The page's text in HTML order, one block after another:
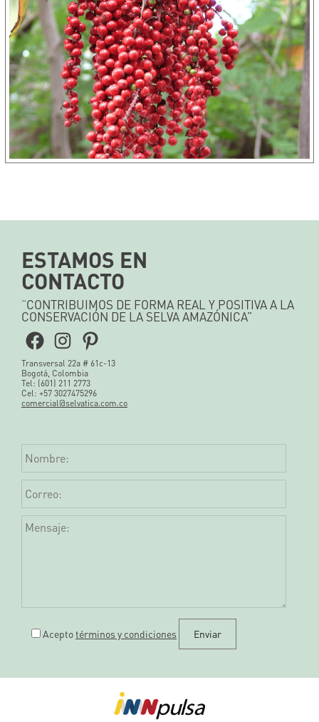
ESTAMOS EN
CONTACTO
“CONTRIBUIMOS DE FORMA REAL Y POSITIVA A LA
CONSERVACIÓN DE LA SELVA AMAZÓNICA”
Facebook
Instagram
Pinterest
Transversal 22a # 61c-13
Bogotá, Colombia
Tel: (601) 211 2773
Cel: +57 3027475296
comercial@selvatica.com.co
Aceptotérminos y condiciones